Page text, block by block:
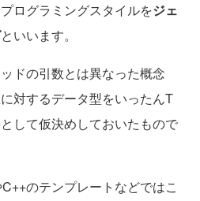
ログラミングスタイルをジェ
といいます。
ドの引数とは異なった概念
対するデータ型をいったんT
して仮決めしておいたもので
のテンプレートなどではこ